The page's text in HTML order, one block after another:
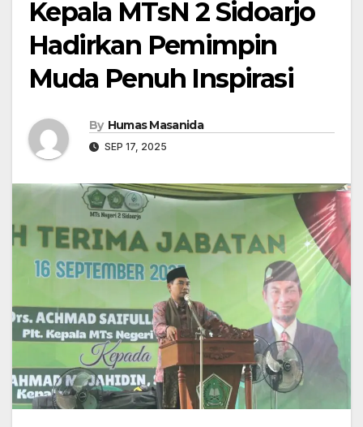
Kepala MTsN 2 Sidoarjo
Hadirkan Pemimpin
Muda Penuh Inspirasi
By Humas Masanida
SEP 17, 2025